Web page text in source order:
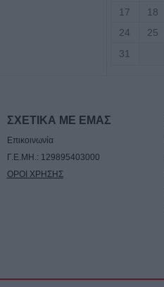
σε
17
18
24
25
31
ΣΧΕΤΙΚΑ ΜΕ ΕΜΑΣ
Επικοινωνία
Γ.Ε.ΜΗ.: 129895403000
ΟΡΟΙ ΧΡΗΣΗΣ